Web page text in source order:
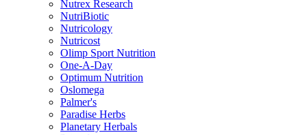
Nutrex Research
NutriBiotic
Nutricology
Nutricost
Olimp Sport Nutrition
One-A-Day
Optimum Nutrition
Oslomega
Palmer's
Paradise Herbs
Planetary Herbals